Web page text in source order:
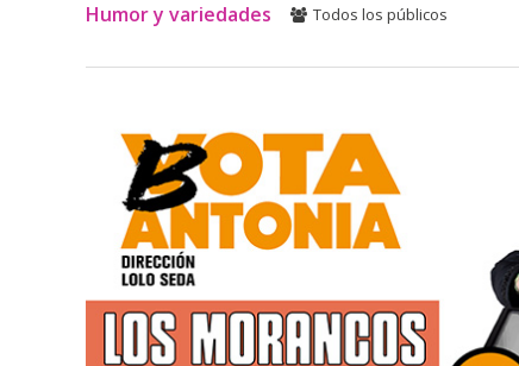
Humor y variedades Todos los públicos